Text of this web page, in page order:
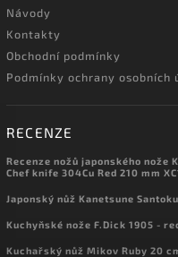
Návody
Kontakty
Obchodní podmínky
Podmínky ochrany osobních
RECENZE
Recenze nožů japonského nože
Chef knife 304Cu Red 210 mm
Japonský nůž Kanetsune
Kuchyňské nože F.Dick 1905 -
Kuchařský nůž Mikov Ruby 20